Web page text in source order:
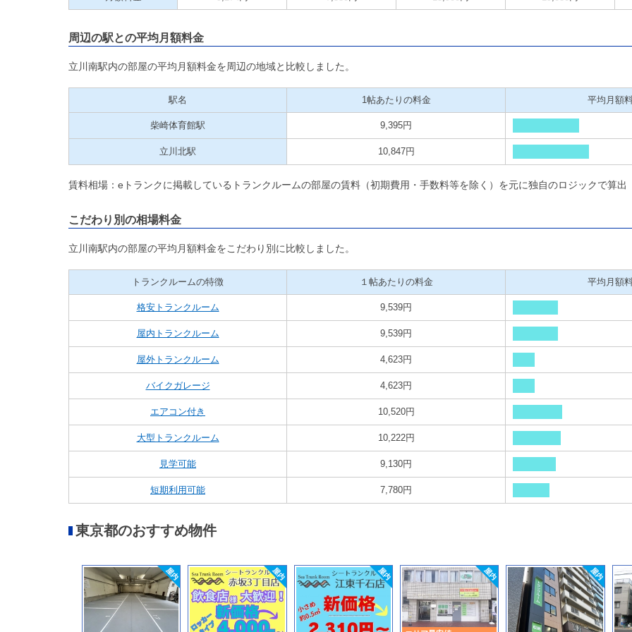
周辺の駅との平均月額料金
立川南駅内の部屋の平均月額料金を周辺の地域と比較しました。
駅名 1帖あたりの料金 平均月額
柴崎体育館駅 9,395円
立川北駅 10,847円
賃料相場：eトランクに掲載しているトランクルームの部屋の賃料（初期費用・手数料等を除く）を元に独自のロジックで算出
こだわり別の相場料金
立川南駅内の部屋の平均月額料金をこだわり別に比較しました。
トランクルームの特徴 １帖あたりの料金 平均月額
格安トランクルーム 9,539円
屋内トランクルーム 9,539円
屋外トランクルーム 4,623円
バイクガレージ 4,623円
エアコン付き 10,520円
大型トランクルーム 10,222円
見学可能 9,130円
短期利用可能 7,780円
東京都のおすすめ物件